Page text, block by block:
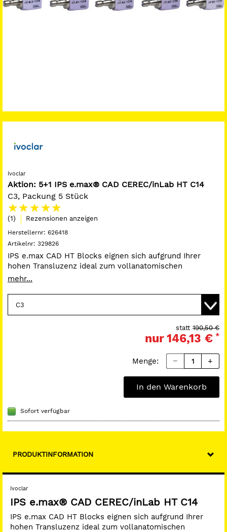
Ivoclar
Aktion: 5+1 IPS e.max® CAD CEREC/inLab HT C14
C3, Packung 5 Stück
(1) Rezensionen anzeigen
Herstellernr: 626418
Artikelnr: 329826
IPS e.max CAD HT Blocks eignen sich aufgrund Ihrer
hohen Transluzenz ideal zum vollanatomischen
Schleifen (Maltechnik) von Inlays, Onlays, Teilkronen und
mehr...
190,50 €
statt
nur146,13 € *
Menge:
In den Warenkorb
Sofort verfügbar
PRODUKTINFORMATION
Ivoclar
IPS e.max® CAD CEREC/inLab HT C14
IPS e.max CAD HT Blocks eignen sich aufgrund Ihrer
hohen Transluzenz ideal zum vollanatomischen